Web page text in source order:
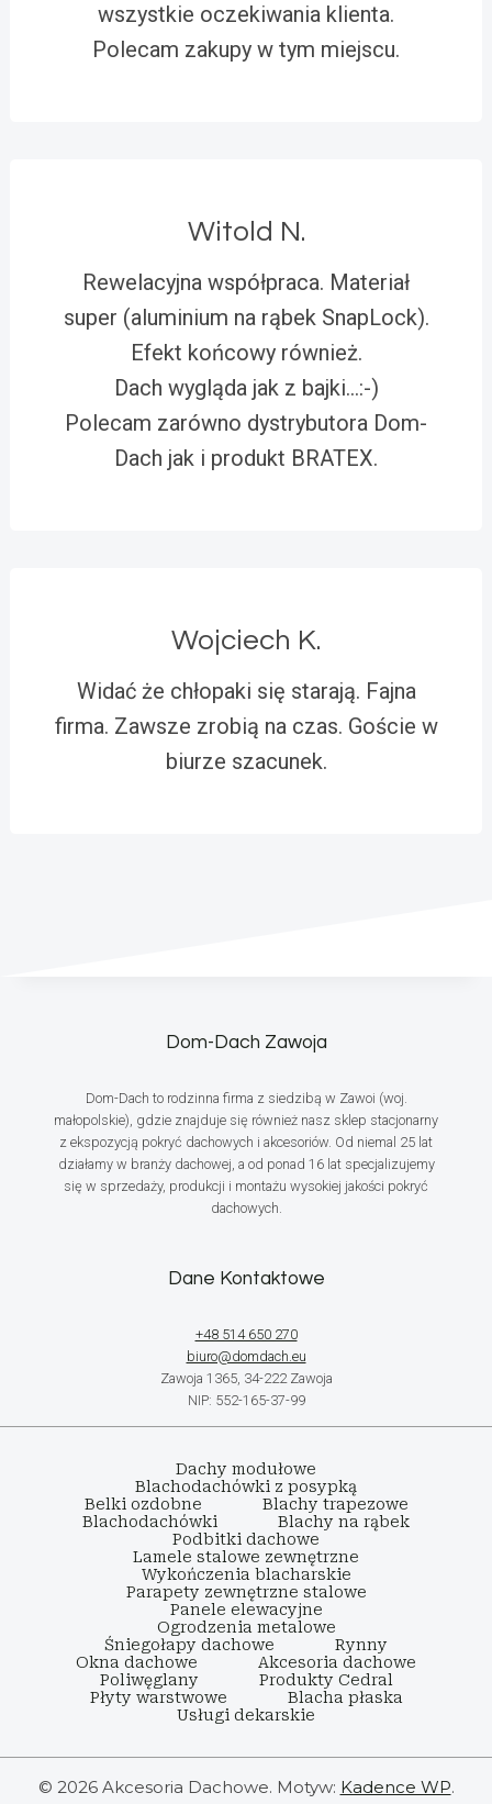
wszystkie oczekiwania klienta.
Polecam zakupy w tym miejscu.
Witold N.
Rewelacyjna współpraca. Materiał
super (aluminium na rąbek SnapLock).
Efekt końcowy również.
Dach wygląda jak z bajki…:-)
Polecam zarówno dystrybutora Dom-
Dach jak i produkt BRATEX.
Wojciech K.
Widać że chłopaki się starają. Fajna
firma. Zawsze zrobią na czas. Goście w
biurze szacunek.
Dom-Dach Zawoja
Dom-Dach to rodzinna firma z siedzibą w Zawoi (woj.
małopolskie), gdzie znajduje się również nasz sklep stacjonarny
z ekspozycją pokryć dachowych i akcesoriów. Od niemal 25 lat
działamy w branży dachowej, a od ponad 16 lat specjalizujemy
się w sprzedaży, produkcji i montażu wysokiej jakości pokryć
dachowych.
Dane Kontaktowe
+48 514 650 270
biuro@domdach.eu
Zawoja 1365, 34-222 Zawoja
NIP: 552-165-37-99
Dachy modułowe
Blachodachówki z posypką
Belki ozdobne
Blachy trapezowe
Blachodachówki
Blachy na rąbek
Podbitki dachowe
Lamele stalowe zewnętrzne
Wykończenia blacharskie
Parapety zewnętrzne stalowe
Panele elewacyjne
Ogrodzenia metalowe
Śniegołapy dachowe
Rynny
Okna dachowe
Akcesoria dachowe
Poliwęglany
Produkty Cedral
Płyty warstwowe
Blacha płaska
Usługi dekarskie
© 2026 Akcesoria Dachowe. Motyw: Kadence WP.